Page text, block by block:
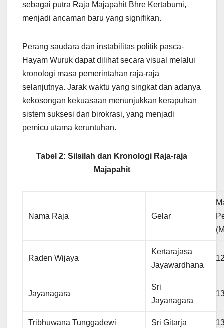
sebagai putra Raja Majapahit Bhre Kertabumi,
menjadi ancaman baru yang signifikan.
Perang saudara dan instabilitas politik pasca-
Hayam Wuruk dapat dilihat secara visual melalui
kronologi masa pemerintahan raja-raja
selanjutnya. Jarak waktu yang singkat dan adanya
kekosongan kekuasaan menunjukkan kerapuhan
sistem suksesi dan birokrasi, yang menjadi
pemicu utama keruntuhan.
Tabel 2: Silsilah dan Kronologi Raja-raja
Majapahit
Nama Raja Gelar
Raden Wijaya
Kertarajasa
Jayawardhana
Jayanagara
Sri
Jayanagara
Tribhuwana Tunggadewi Sri Gitarja